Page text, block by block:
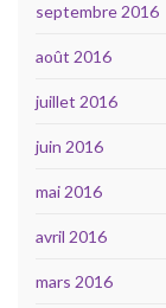
septembre 2016
août 2016
juillet 2016
juin 2016
mai 2016
avril 2016
mars 2016